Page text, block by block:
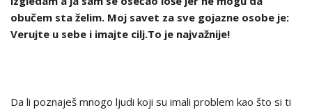
obučem sta želim. Moj savet za sve gojazne osobe je:
Verujte u sebe i imajte cilj.To je najvažnije!
Da li poznaješ mnogo ljudi koji su imali problem kao što si ti